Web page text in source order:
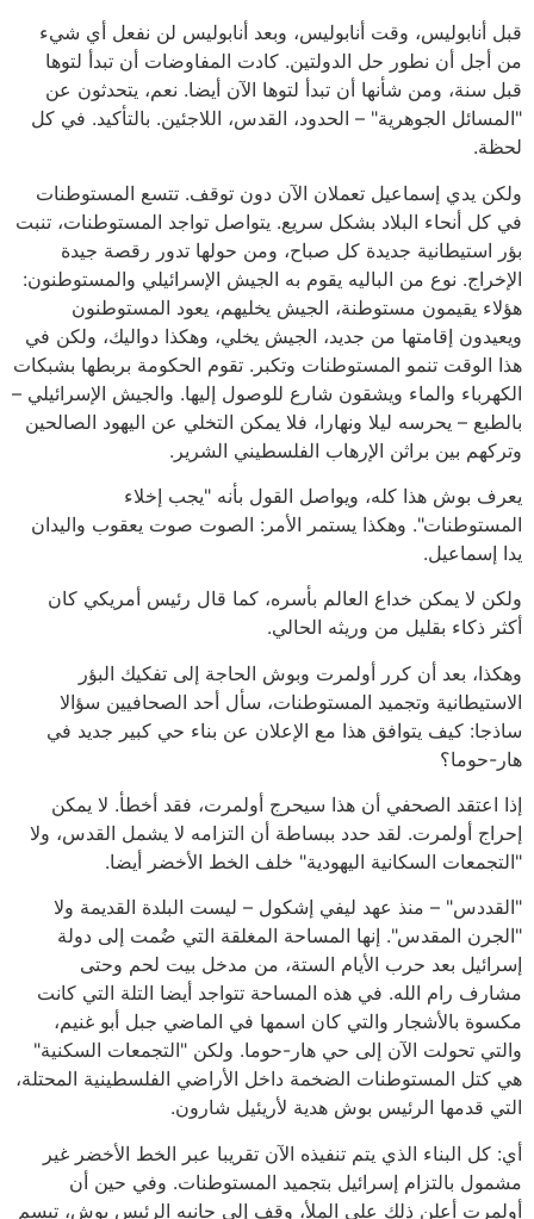
قبل أنابوليس، وقت أنابوليس، وبعد أنابوليس لن نفعل أي شيء
من أجل أن نطور حل الدولتين. كادت المفاوضات أن تبدأ لتوها
قبل سنة، ومن شأنها أن تبدأ لتوها الآن أيضا. نعم، يتحدثون عن
"المسائل الجوهرية" – الحدود، القدس، اللاجئين. بالتأكيد. في كل
لحظة.
ولكن يدي إسماعيل تعملان الآن دون توقف. تتسع المستوطنات
في كل أنحاء البلاد بشكل سريع. يتواصل تواجد المستوطنات، تنبت
بؤر استيطانية جديدة كل صباح، ومن حولها تدور رقصة جيدة
الإخراج. نوع من الباليه يقوم به الجيش الإسرائيلي والمستوطنون:
هؤلاء يقيمون مستوطنة، الجيش يخليهم، يعود المستوطنون
ويعيدون إقامتها من جديد، الجيش يخلي، وهكذا دواليك، ولكن في
هذا الوقت تنمو المستوطنات وتكبر. تقوم الحكومة بربطها بشبكات
الكهرباء والماء ويشقون شارع للوصول إليها. والجيش الإسرائيلي –
بالطبع – يحرسه ليلا ونهارا، فلا يمكن التخلي عن اليهود الصالحين
وتركهم بين براثن الإرهاب الفلسطيني الشرير.
يعرف بوش هذا كله، ويواصل القول بأنه "يجب إخلاء
المستوطنات". وهكذا يستمر الأمر: الصوت صوت يعقوب واليدان
يدا إسماعيل.
ولكن لا يمكن خداع العالم بأسره، كما قال رئيس أمريكي كان
أكثر ذكاء بقليل من وريثه الحالي.
وهكذا، بعد أن كرر أولمرت وبوش الحاجة إلى تفكيك البؤر
الاستيطانية وتجميد المستوطنات، سأل أحد الصحافيين سؤالا
ساذجا: كيف يتوافق هذا مع الإعلان عن بناء حي كبير جديد في
هار-حوما؟
إذا اعتقد الصحفي أن هذا سيحرج أولمرت، فقد أخطأ. لا يمكن
إحراج أولمرت. لقد حدد ببساطة أن التزامه لا يشمل القدس، ولا
"التجمعات السكانية اليهودية" خلف الخط الأخضر أيضا.
"القددس" – منذ عهد ليفي إشكول – ليست البلدة القديمة ولا
"الجرن المقدس". إنها المساحة المغلقة التي ضُمت إلى دولة
إسرائيل بعد حرب الأيام الستة، من مدخل بيت لحم وحتى
مشارف رام الله. في هذه المساحة تتواجد أيضا التلة التي كانت
مكسوة بالأشجار والتي كان اسمها في الماضي جبل أبو غنيم،
والتي تحولت الآن إلى حي هار-حوما. ولكن "التجمعات السكنية"
هي كتل المستوطنات الضخمة داخل الأراضي الفلسطينية المحتلة،
التي قدمها الرئيس بوش هدية لأريئيل شارون.
أي: كل البناء الذي يتم تنفيذه الآن تقريبا عبر الخط الأخضر غير
مشمول بالتزام إسرائيل بتجميد المستوطنات. وفي حين أن
أولمرت أعلن ذلك على الملأ، وقف إلى جانبه الرئيس بوش، تبسم